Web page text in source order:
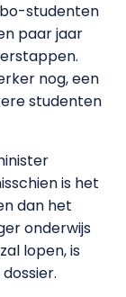
studenten
paar jaar
nog, een
studenten
is het
dan het
onderwijs
lopen, is